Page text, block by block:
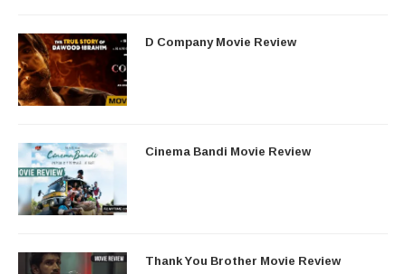
D Company Movie Review
Cinema Bandi Movie Review
Thank You Brother Movie Review